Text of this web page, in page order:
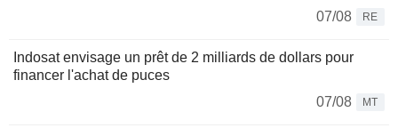
07/08 RE
Indosat envisage un prêt de 2 milliards de dollars pour
financer l'achat de puces
07/08
MT